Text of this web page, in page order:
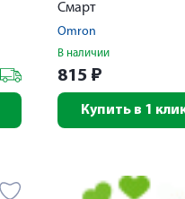
Смарт
Omron
В наличии
815 ₽
Купить в 1